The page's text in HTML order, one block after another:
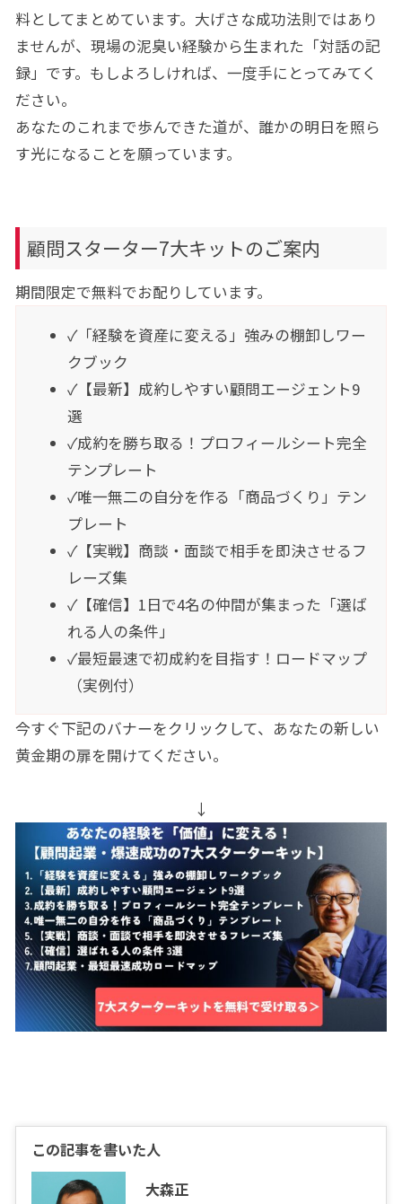
料としてまとめています。大げさな成功法則ではあり
ませんが、現場の泥臭い経験から生まれた「対話の記
録」です。もしよろしければ、一度手にとってみてく
ださい。
あなたのこれまで歩んできた道が、誰かの明日を照ら
す光になることを願っています。
顧問スターター7大キットのご案内
期間限定で無料でお配りしています。
✓「経験を資産に変える」強みの棚卸しワー
クブック
✓【最新】成約しやすい顧問エージェント9
選
✓成約を勝ち取る！プロフィールシート完全
テンプレート
✓唯一無二の自分を作る「商品づくり」テン
プレート
✓【実戦】商談・面談で相手を即決させるフ
レーズ集
✓【確信】1日で4名の仲間が集まった「選ば
れる人の条件」
✓最短最速で初成約を目指す！ロードマップ
（実例付）
今すぐ下記のバナーをクリックして、あなたの新しい
黄金期の扉を開けてください。
↓
この記事を書いた人
大森正